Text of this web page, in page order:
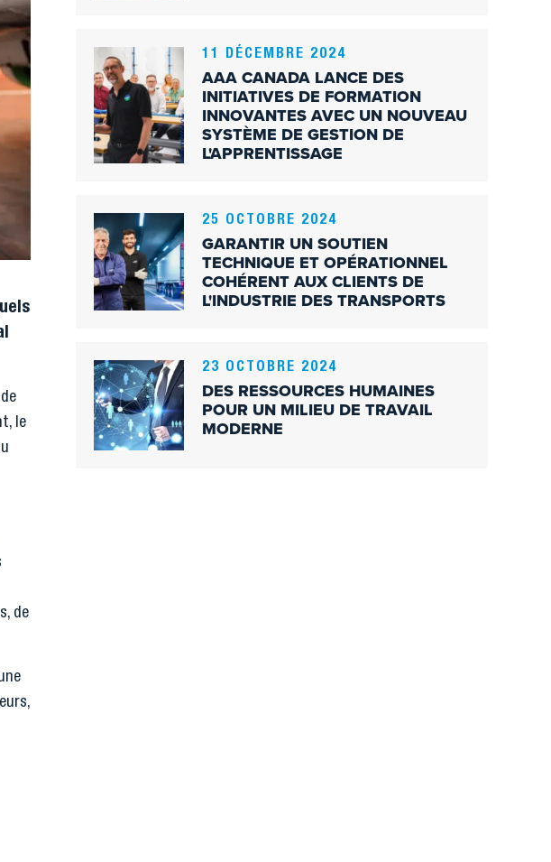
le
de
11 DÉCEMBRE 2024
AAA CANADA LANCE DES
INITIATIVES DE FORMATION
INNOVANTES AVEC UN NOUVEAU
SYSTÈME DE GESTION DE
L'APPRENTISSAGE
25 OCTOBRE 2024
GARANTIR UN SOUTIEN
TECHNIQUE ET OPÉRATIONNEL
COHÉRENT AUX CLIENTS DE
L'INDUSTRIE DES TRANSPORTS
23 OCTOBRE 2024
DES RESSOURCES HUMAINES
POUR UN MILIEU DE TRAVAIL
MODERNE